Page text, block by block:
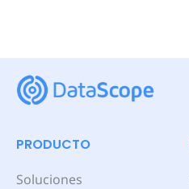
PRODUCTO
Soluciones